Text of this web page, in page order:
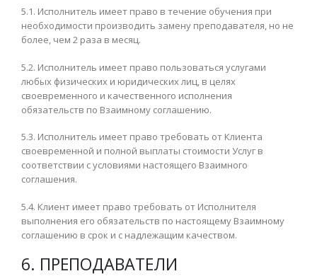
5.1. Исполнитель имеет право в течение обучения при
необходимости производить замену преподавателя, но не
более, чем 2 раза в месяц.
5.2. Исполнитель имеет право пользоваться услугами
любых физических и юридических лиц, в целях
своевременного и качественного исполнения
обязательств по Взаимному соглашению.
5.3. Исполнитель имеет право требовать от Клиента
своевременной и полной выплаты стоимости Услуг в
соответствии с условиями настоящего Взаимного
соглашения.
5.4. Клиент имеет право требовать от Исполнителя
выполнения его обязательств по настоящему Взаимному
соглашению в срок и с надлежащим качеством.
6. ПРЕПОДАВАТЕЛИ